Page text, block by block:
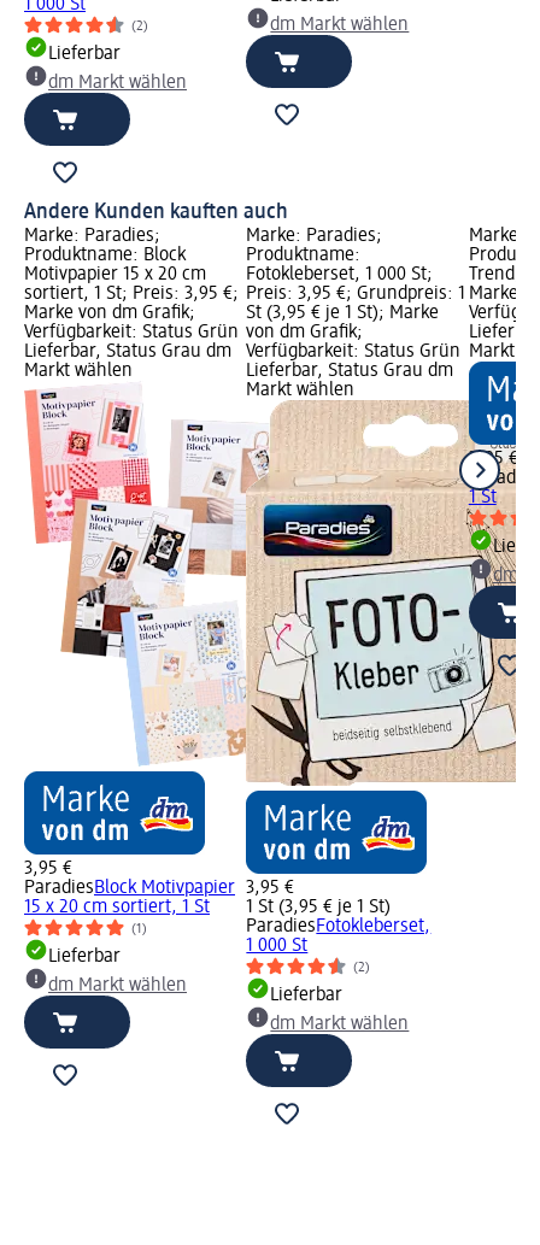
1 000 St
(2)
Lieferbar
dm Markt wählen
dm Markt wählen
Andere Kunden kauften auch
Marke: Paradies;
Produktname: Block
Motivpapier 15 x 20 cm
sortiert, 1 St; Preis: 3,95 €;
Marke von dm Grafik;
Verfügbarkeit: Status Grün
Lieferbar, Status Grau dm
Markt wählen
3,95 €
ParadiesBlock Motivpapier
15 x 20 cm sortiert, 1 St
(1)
Lieferbar
dm Markt wählen
Marke: Paradies;
Produktname:
Fotokleberset, 1 000 St;
Preis: 3,95 €; Grundpreis: 1
St (3,95 € je 1 St); Marke
von dm Grafik;
Verfügbarkeit: Status Grün
Lieferbar, Status Grau dm
Markt wählen
3,95 €
1 St (3,95 € je 1 St)
ParadiesFotokleberset,
1 000 St
(2)
Lieferbar
dm Markt wählen
Marke:
Trend,
Marke
Markt
2,95 €
Paradies
1 St
dm